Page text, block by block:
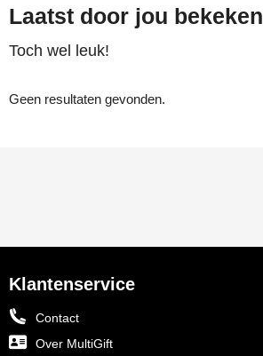
Laatst door jou bekeken
Toch wel leuk!
Geen resultaten gevonden.
Klantenservice
Contact
Over MultiGift